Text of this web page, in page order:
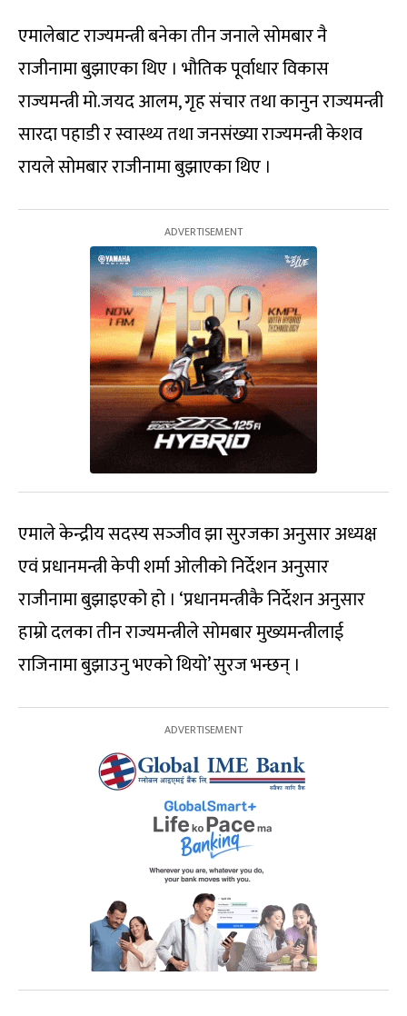
एमालेबाट राज्यमन्त्री बनेका तीन जनाले सोमबार नै
राजीनामा बुझाएका थिए । भौतिक पूर्वाधार विकास
राज्यमन्त्री मो.जयद आलम, गृह संचार तथा कानुन राज्यमन्त्री
सारदा पहाडी र स्वास्थ्य तथा जनसंख्या राज्यमन्त्री केशव
रायले सोमबार राजीनामा बुझाएका थिए ।
एमाले केन्द्रीय सदस्य सञ्‍जीव झा सुरजका अनुसार अध्यक्ष
एवं प्रधानमन्त्री केपी शर्मा ओलीको निर्देशन अनुसार
राजीनामा बुझाइएको हो । ‘प्रधानमन्त्रीकै निर्देशन अनुसार
हाम्रो दलका तीन राज्यमन्त्रीले सोमबार मुख्यमन्त्रीलाई
राजिनामा बुझाउनु भएको थियो’ सुरज भन्छन् ।